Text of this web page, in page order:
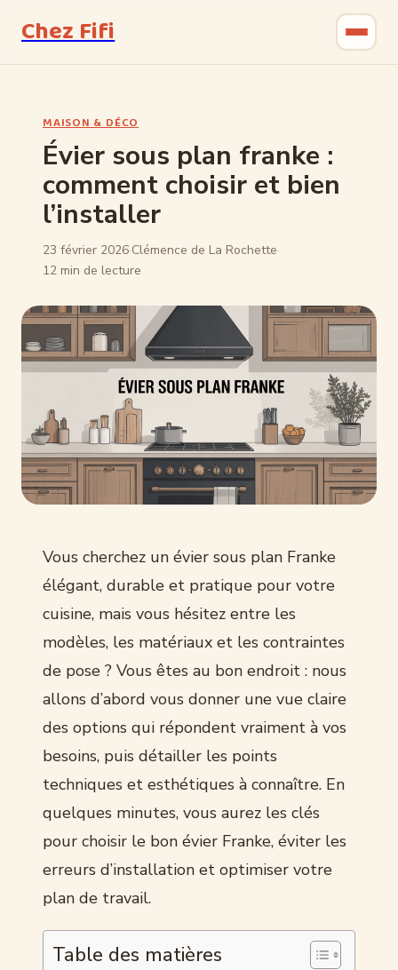
Chez Fifi
Bricolage
Jardinage
MAISON & DÉCO
Évier sous plan franke :
comment choisir et bien
l’installer
23 février 2026·Clémence de La Rochette·
12 min de lecture
Vous cherchez un évier sous plan Franke
élégant, durable et pratique pour votre
cuisine, mais vous hésitez entre les
modèles, les matériaux et les contraintes
de pose ? Vous êtes au bon endroit : nous
allons d’abord vous donner une vue claire
des options qui répondent vraiment à vos
besoins, puis détailler les points
techniques et esthétiques à connaître. En
quelques minutes, vous aurez les clés
pour choisir le bon évier Franke, éviter les
erreurs d’installation et optimiser votre
plan de travail.
Table des matières